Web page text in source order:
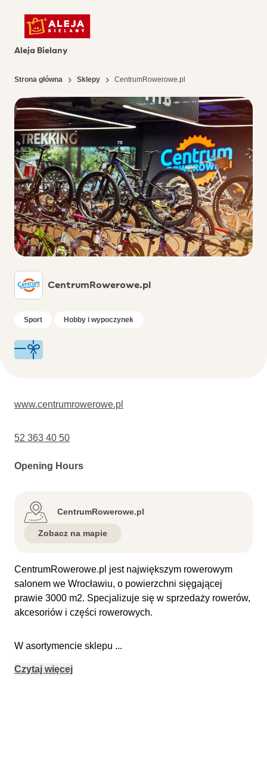
Aleja Bielany
Strona główna Sklepy CentrumRowerowe.pl
CentrumRowerowe.pl
Sport Hobby i wypoczynek
www.centrumrowerowe.pl
52 363 40 50
Opening Hours
CentrumRowerowe.pl
Zobacz na mapie
CentrumRowerowe.pl jest największym rowerowym
salonem we Wrocławiu, o powierzchni sięgającej
prawie 3000 m2. Specjalizuje się w sprzedaży rowerów,
akcesoriów i części rowerowych.
W asortymencie sklepu ...
Czytaj więcej